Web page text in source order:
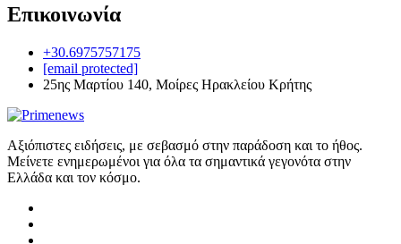
Επικοινωνία
+30.6975757175
[email protected]
25ης Μαρτίου 140, Μοίρες Ηρακλείου Κρήτης
Αξιόπιστες ειδήσεις, με σεβασμό στην παράδοση και το ήθος.
Μείνετε ενημερωμένοι για όλα τα σημαντικά γεγονότα στην
Ελλάδα και τον κόσμο.